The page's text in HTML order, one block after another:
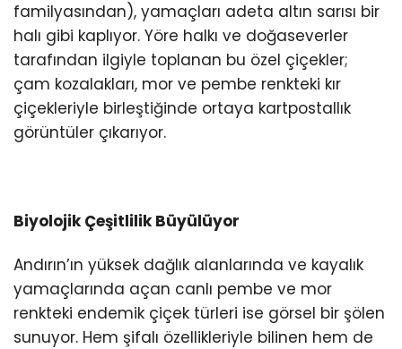
familyasından), yamaçları adeta altın sarısı bir
halı gibi kaplıyor. Yöre halkı ve doğaseverler
tarafından ilgiyle toplanan bu özel çiçekler;
çam kozalakları, mor ve pembe renkteki kır
çiçekleriyle birleştiğinde ortaya kartpostallık
görüntüler çıkarıyor.
Biyolojik Çeşitlilik Büyülüyor
Andırın’ın yüksek dağlık alanlarında ve kayalık
yamaçlarında açan canlı pembe ve mor
renkteki endemik çiçek türleri ise görsel bir şölen
sunuyor. Hem şifalı özellikleriyle bilinen hem de